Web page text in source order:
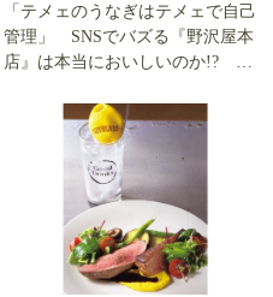
「テメェのうなぎはテメェで自己
管理」 SNSでバズる『野沢屋本
店』は本当においしいのか!? い